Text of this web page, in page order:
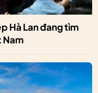
Hà Lan đang tìm
Nam